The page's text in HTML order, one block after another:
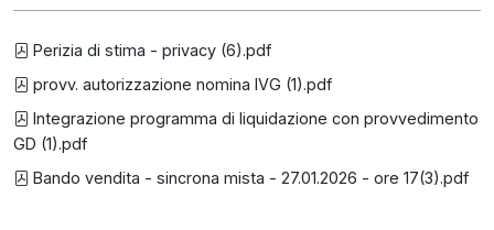
Perizia di stima - privacy (6).pdf
provv. autorizzazione nomina IVG (1).pdf
Integrazione programma di liquidazione con provvedimento
GD (1).pdf
Bando vendita - sincrona mista - 27.01.2026 - ore 17(3).pdf